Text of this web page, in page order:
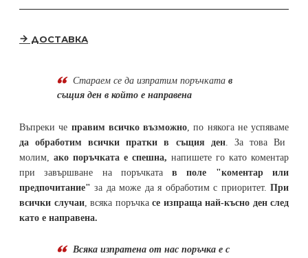
ДОСТАВКА
Стараем се да изпратим поръчката в
същия ден в който е направена
Въпреки че правим всичко възможно, по някога не успяваме
да обработим всички пратки в същия ден. За това Ви
молим, ако поръчката е спешна, напишете го като коментар
при завършване на поръчкатав поле "коментар или
предпочитание" за да може да я обработим с приоритет. При
всички случаи, всяка поръчка се изпраща най-късно ден след
като е направена.
Всяка изпратена от нас поръчка е с